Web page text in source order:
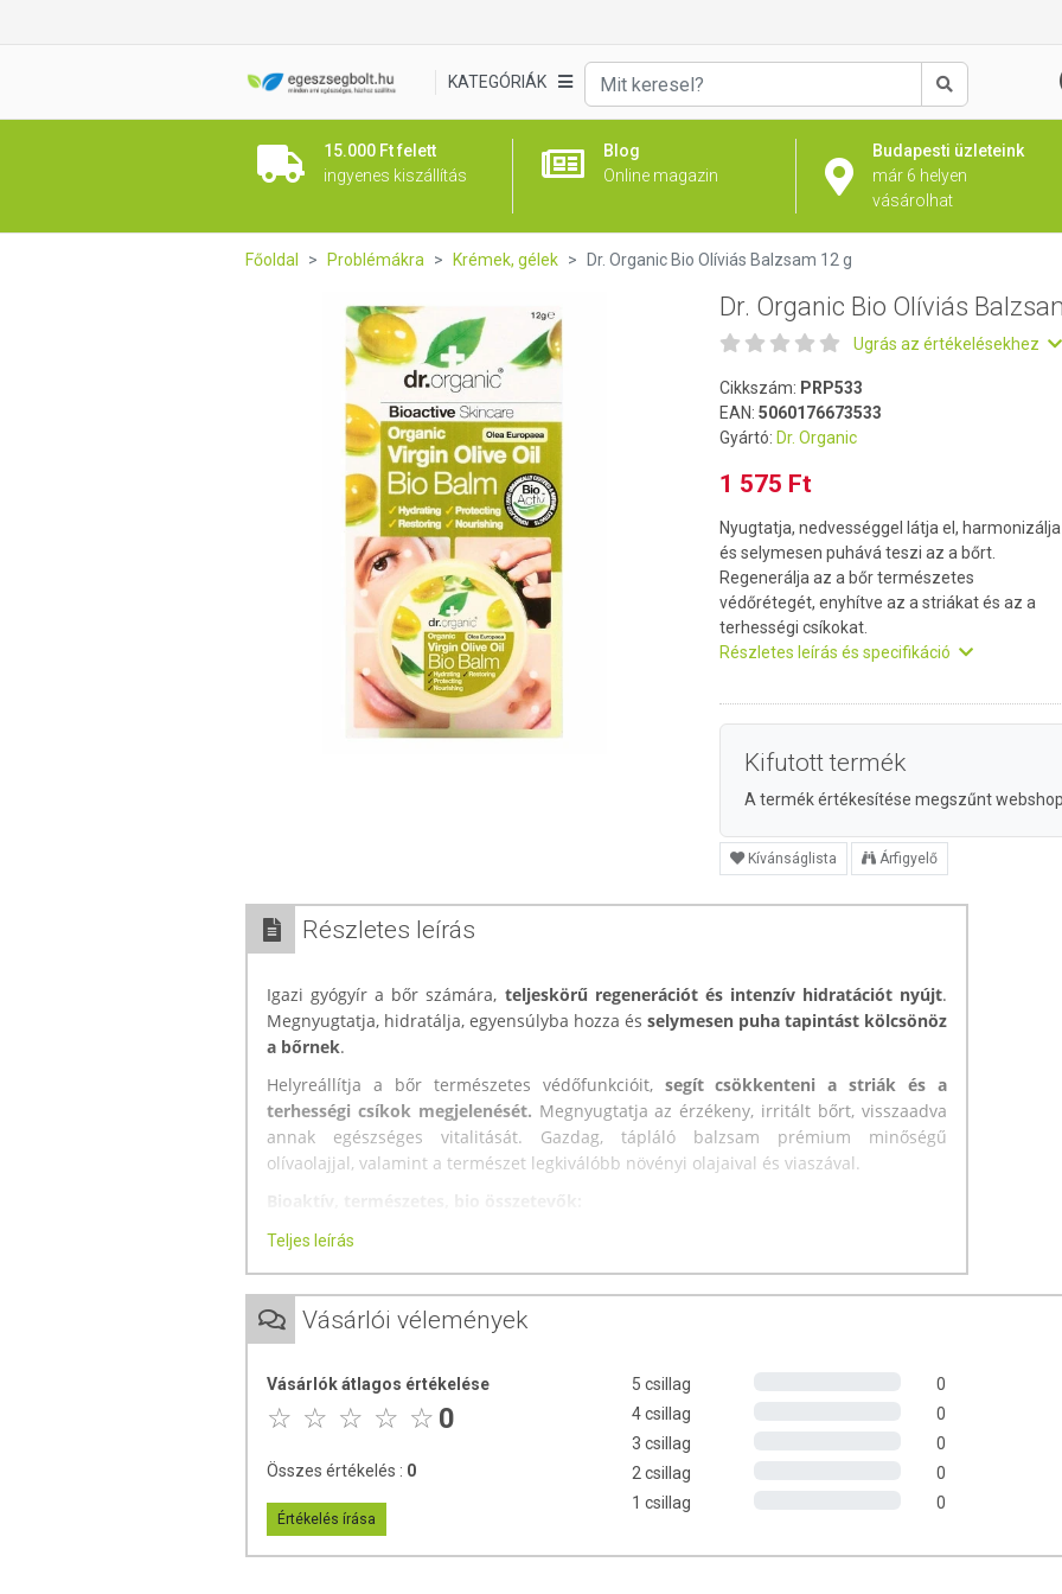
KATEGÓRIÁK
Keresés
15.000 Ft felett
ingyenes kiszállítás
Blog
Online magazin
Budapesti üzleteink
már 6 helyen
vásárolhat
Főoldal Problémákra Krémek, gélek Dr. Organic Bio Olíviás Balzsam 12 g
Dr. Organic Bio Olíviás
Ugrás az értékelésekhez
Cikkszám: PRP533
EAN: 5060176673533
Gyártó: Dr. Organic
1 575 Ft
Nyugtatja, nedvességgel látja el, harmonizálja
és selymesen puhává teszi az a bőrt.
Regenerálja az a bőr természetes
védőrétegét, enyhítve az a striákat és az a
terhességi csíkokat.
Részletes leírás és specifikáció
Kifutott termék
A termék értékesítése megszűnt
Kívánságlista Árfigyelő
Részletes leírás
Igazi gyógyír a bőr számára, teljeskörű regenerációt és intenzív hidratációt nyújt.
Megnyugtatja, hidratálja, egyensúlyba hozza és selymesen puha tapintást kölcsönöz
a bőrnek.
Helyreállítja a bőr természetes védőfunkcióit, segít csökkenteni a striák és a
terhességi csíkok megjelenését. Megnyugtatja az érzékeny, irritált bőrt, visszaadva
annak egészséges vitalitását. Gazdag, tápláló balzsam prémium minőségű
olívaolajjal, valamint a természet legkiválóbb növényi olajaival és viaszával.
Bioaktív, természetes, bio összetevők:
- Méhviasz
- Árnika
- Sheavaj
- Édesgyökér kivonat
- Feketeribizli
- Édesmandula olaj
- Jojobaolaj
- E-vitamin
- Argánolaj
- Napraforgóolaj
Teljes leírás
Vásárlói vélemények
Vásárlók átlagos értékelése
0
Összes értékelés : 0
Értékelés írása
5 csillag
0
4 csillag
0
3 csillag
0
2 csillag
0
1 csillag
0